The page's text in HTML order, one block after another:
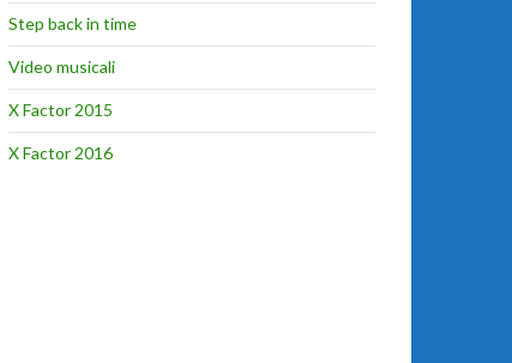
Step back in time
Video musicali
X Factor 2015
X Factor 2016